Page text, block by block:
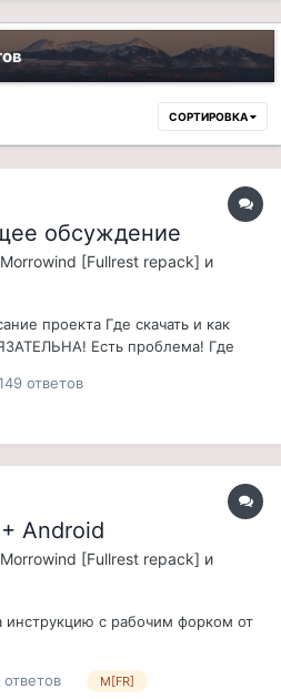
СОРТИРОВКА
обсуждение
Morrowind [Fullrest repack] и
проекта Где скачать и как
Есть проблема! Где
M[FR] 1.0 - 3.2.23 M[FR]...
ответов
Android
Morrowind [Fullrest repack] и
с рабочим форком от
ответов M[FR]